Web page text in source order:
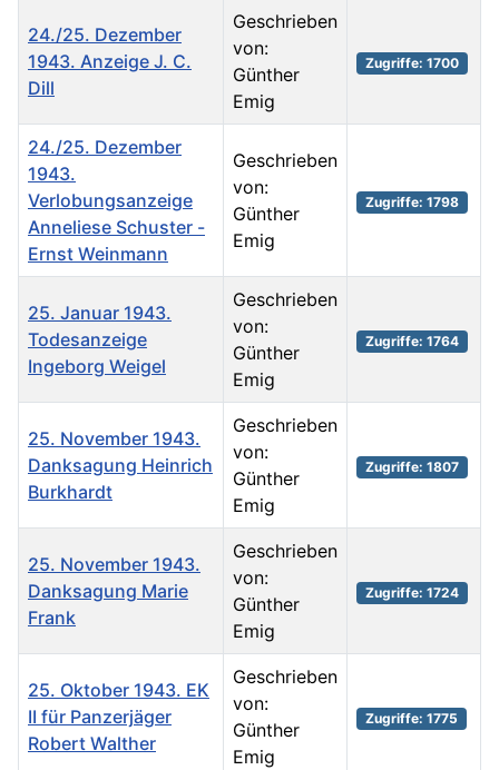
24./25. Dezember
1943. Anzeige J. C.
Dill
Geschrieben
von:
Günther
Emig
Zugriffe: 1700
24./25. Dezember
1943.
Verlobungsanzeige
Anneliese Schuster -
Ernst Weinmann
Geschrieben
von:
Günther
Emig
Zugriffe: 1798
25. Januar 1943.
Todesanzeige
Ingeborg Weigel
Geschrieben
von:
Günther
Emig
Zugriffe: 1764
25. November 1943.
Danksagung Heinrich
Burkhardt
Geschrieben
von:
Günther
Emig
Zugriffe: 1807
25. November 1943.
Danksagung Marie
Frank
Geschrieben
von:
Günther
Emig
Zugriffe: 1724
25. Oktober 1943. EK
II für Panzerjäger
Robert Walther
Geschrieben
von:
Günther
Emig
Zugriffe: 1775